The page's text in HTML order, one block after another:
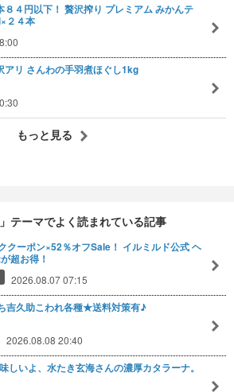
８４円以下！ 贅沢搾り プレミアム みかんテ
２４本
アリ さんわの手羽煮ほぐし1kg
もっと見る
」テーマでよく読まれている記事
クーポン×52％オフSale！ イルミルド公式 ヘ
超お得！
2026.08.07 07:15
吉久助こわれ各種★送料対策有♪
2026.08.08 20:40
しいよ、水たき玄海さんの濃厚カタラーナ。